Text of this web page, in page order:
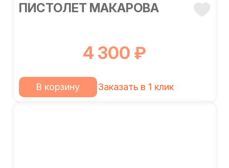
ПИСТОЛЕТ МАКАРОВА
4 300 ₽
В корзину Заказать в 1 клик